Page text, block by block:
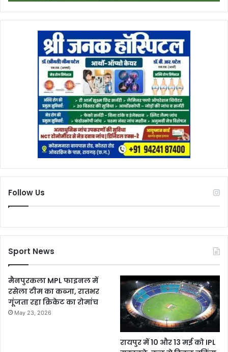
Follow Us
Sport News
मैनपुरकला MPL फाइनल में
रसेला टीम का कब्जा, रातभर
गूंजता रहा क्रिकेट का रोमांच
May 23, 2026
रायपुर में 10 और 13 मई को IPL